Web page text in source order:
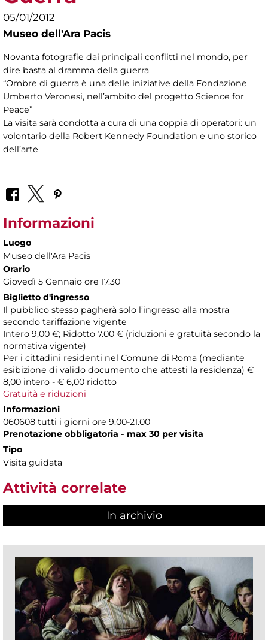
05/01/2012
Museo dell'Ara Pacis
Novanta fotografie dai principali conflitti nel mondo, per
dire basta al dramma della guerra
“Ombre di guerra è una delle iniziative della Fondazione
Umberto Veronesi, nell’ambito del progetto Science for
Peace”
La visita sarà condotta a cura di una coppia di operatori: un
volontario della Robert Kennedy Foundation e uno storico
dell’arte
Informazioni
Luogo
Museo dell'Ara Pacis
Orario
Giovedì 5 Gennaio ore 17.30
Biglietto d'ingresso
Il pubblico stesso pagherà solo l’ingresso alla mostra
secondo tariffazione vigente
Intero 9,00 €; Ridotto 7.00 € (riduzioni e gratuità secondo la
normativa vigente)
Per i cittadini residenti nel Comune di Roma (mediante
esibizione di valido documento che attesti la residenza) €
8,00 intero - € 6,00 ridotto
Gratuità e riduzioni
Informazioni
060608 tutti i giorni ore 9.00-21.00
Prenotazione obbligatoria - max 30 per visita
Tipo
Visita guidata
Attività correlate
In archivio